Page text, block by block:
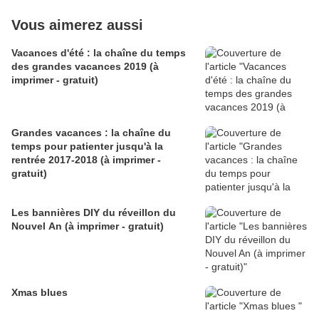
Vous aimerez aussi
Vacances d'été : la chaîne du temps
des grandes vacances 2019 (à
imprimer - gratuit)
Grandes vacances : la chaîne du
temps pour patienter jusqu'à la
rentrée 2017-2018 (à imprimer -
gratuit)
Les bannières DIY du réveillon du
Nouvel An (à imprimer - gratuit)
Xmas blues